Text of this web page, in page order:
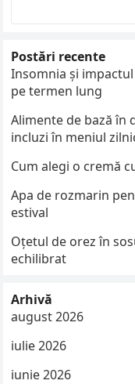
Postări recente
Insomnia și
pe termen lung
Alimente de bază în
incluzi în meniul
Cum alegi o cremă
Apa de rozmarin
estival
Oțetul de orez în
echilibrat
Arhivă
august 2026
iulie 2026
iunie 2026